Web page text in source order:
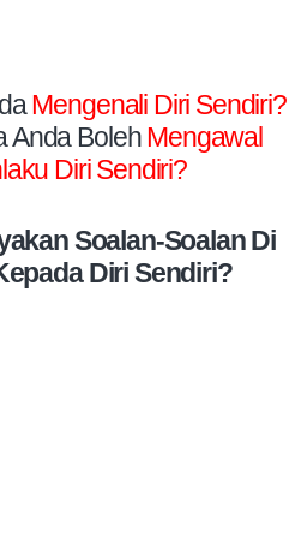
Mengenali Diri Sendiri?
Anda BolehMengawal
Diri Sendiri?
Soalan-Soalan Di
Diri Sendiri?